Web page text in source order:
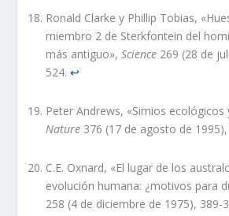
Ronald Clarke y Phillip Tobias,
miembro 2 de Sterkfontein del
más antiguo»,Science 269 (28 de
524.↩︎
Peter Andrews, «Simios ecológicos
Nature 376 (17 de agosto de
C.E. Oxnard, «El lugar de los
evolución humana: ¿motivos para
258 (4 de diciembre de 1975), 389-